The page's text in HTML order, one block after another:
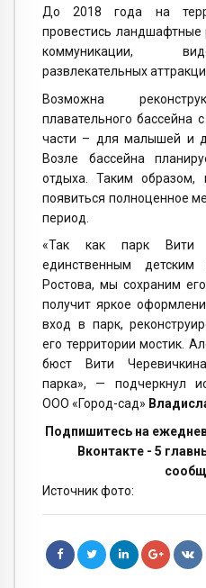
До 2018 года на
провестись ландшафтные
коммуникации,
развлекательных
Возможна
плавательного бассейна
части – для малышей и
Возле бассейна
отдыха. Таким
появиться полноценное
период.
«Так как парк Вити
единственным
Ростова, мы сохраним
получит яркое
вход в парк,
его территории мостик.
бюст Вити
парка», — подчеркнул
ООО «Город-сад»
Подпишитесь на
Вконтакте - 5
Источник фото: